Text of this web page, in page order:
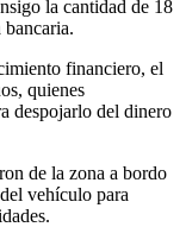
la cantidad de 18
bancaria.
financiero, el
quienes
despojarlo del dinero
de la zona a bordo
vehículo para